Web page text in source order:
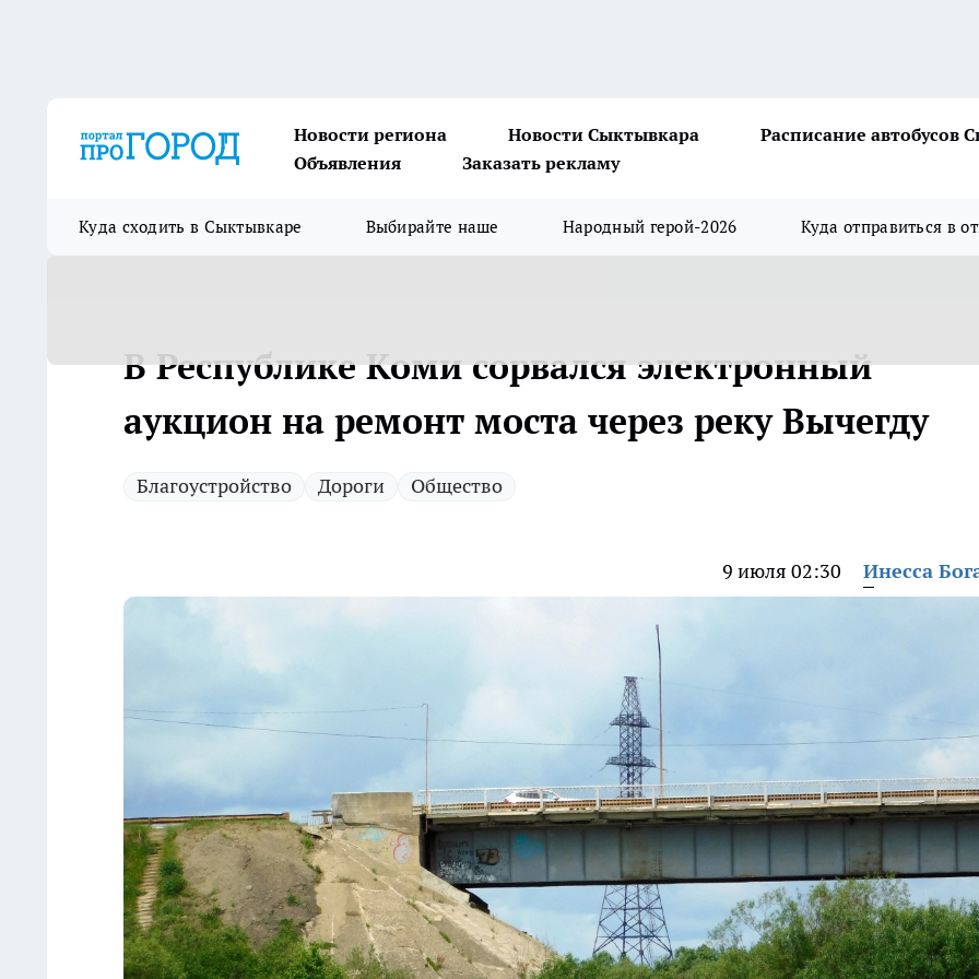
Новости региона Новости Сыктывкара
Расписание автобусов
Объявления
Заказать рекламу
Куда сходить в Сыктывкаре Выбирайте наше Народный герой-2026 Куда отправиться в
В Республике Коми сорвался электронный
аукцион на ремонт моста через реку Вычегду
Благоустройство Дороги Общество
9 июля 02:30 Инесса